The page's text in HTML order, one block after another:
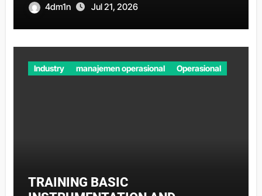
4dm1n Jul 21, 2026
Industry manajemen operasional Operasional
TRAINING BASIC